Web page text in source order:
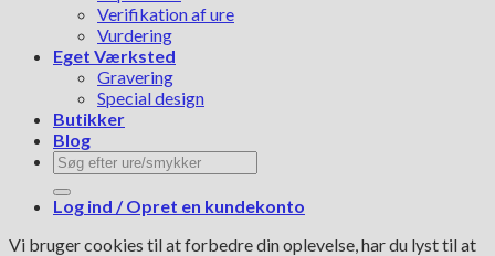
Verifikation af ure
Vurdering
Eget Værksted
Gravering
Special design
Butikker
Blog
Søg
efter:
Log ind / Opret en kundekonto
Vi bruger cookies til at forbedre din oplevelse, har du lyst til at